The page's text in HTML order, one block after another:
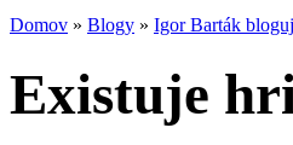
Domov » Blogy » Igor Barták
Existuje